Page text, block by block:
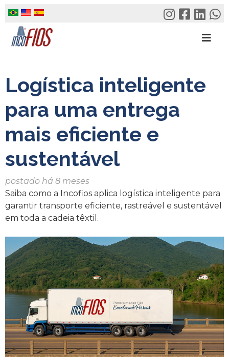
content
Logística inteligente
para uma entrega
mais eficiente e
sustentável
postado há 8 meses
Saiba como a Incofios aplica logística inteligente para
garantir transporte eficiente, rastreável e sustentável
em toda a cadeia têxtil.